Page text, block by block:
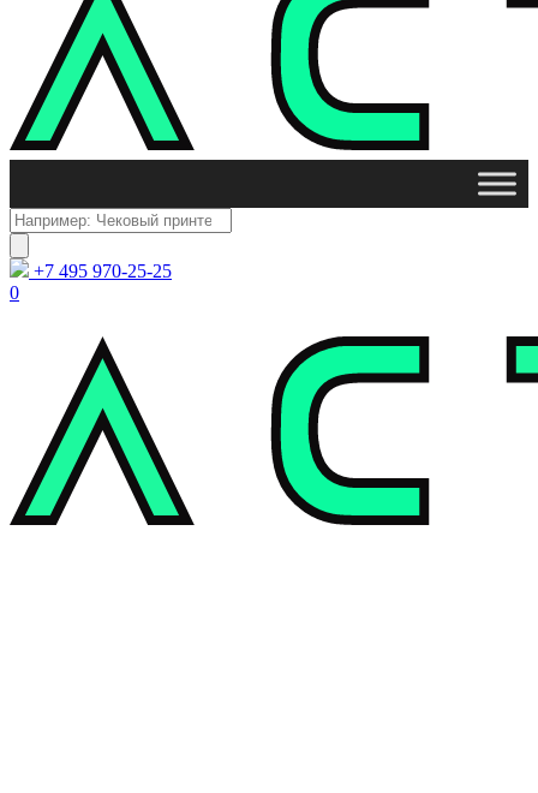
Поиск
товаров
+7 495 970-25-25
0